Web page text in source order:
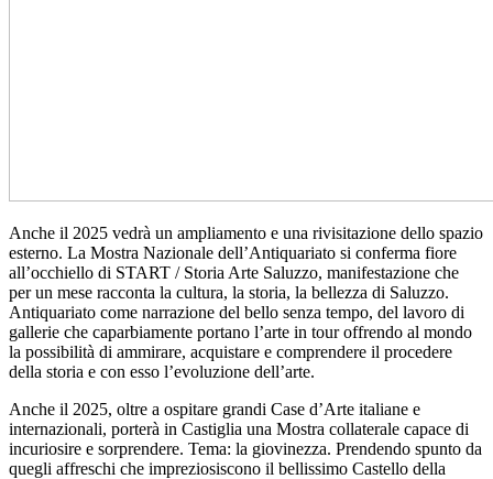
Anche il 2025 vedrà un ampliamento e una rivisitazione dello spazio
esterno. La Mostra Nazionale dell’Antiquariato si conferma fiore
all’occhiello di START / Storia Arte Saluzzo, manifestazione che
per un mese racconta la cultura, la storia, la bellezza di Saluzzo.
Antiquariato come narrazione del bello senza tempo, del lavoro di
gallerie che caparbiamente portano l’arte in tour offrendo al mondo
la possibilità di ammirare, acquistare e comprendere il procedere
della storia e con esso l’evoluzione dell’arte.
Anche il 2025, oltre a ospitare grandi Case d’Arte italiane e
internazionali, porterà in Castiglia una Mostra collaterale capace di
incuriosire e sorprendere. Tema: la giovinezza. Prendendo spunto da
quegli affreschi che impreziosiscono il bellissimo Castello della